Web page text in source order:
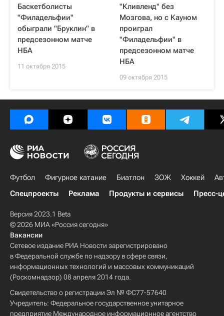
Баскетболисты
"Филадельфии"
обыграли "Бруклин" в
предсезонном матче
НБА
11 октября 2015
"Кливленд" без
Мозгова, но с Кауном
проиграл
"Филадельфии" в
предсезонном матче
НБА
09 октября 2015
Футбол Фигурное катание Биатлон ЗОЖ Хоккей
Спецпроекты
Реклама Продукты и сервисы Пресс-
Версия 2023.1 Beta
© 2026 МИА «Россия сегодня»
Вакансии
Сетевое издание РИА Новости зарегистрировано
в Федеральной службе по надзору в сфере связи,
информационных технологий и массовых коммуникаций
(Роскомнадзор) 08 апреля 2014 года.
Свидетельство о регистрации Эл № ФС77-57640
Учредитель: Федеральное государственное унитарное
предприятие Международное информационное агентство